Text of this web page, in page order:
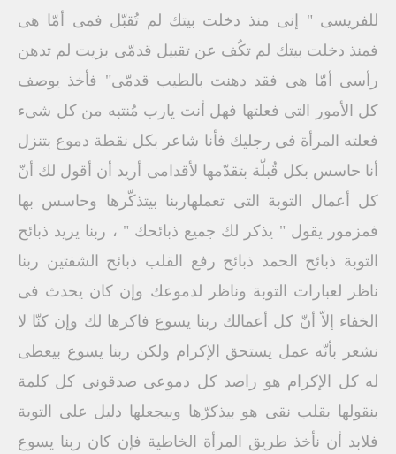
للفريسى " إنى منذ دخلت بيتك لم تُقبّل فمى أمّا هى
فمنذ دخلت بيتك لم تكُف عن تقبيل قدمّى بزيت لم تدهن
رأسى أمّا هى فقد دهنت بالطيب قدمّى" فأخذ يوصف
كل الأمور التى فعلتها فهل أنت يارب مُنتبه من كل شىء
فعلته المرأة فى رجليك فأنا شاعر بكل نقطة دموع بتنزل
أنا حاسس بكل قُبلّة بتقدّمها لأقدامى أريد أن أقول لك أنّ
كل أعمال التوبة التى تعملهاربنا بيتذكّرها وحاسس بها
فمزمور يقول " يذكر لك جميع ذبائحك " ، ربنا يريد ذبائح
التوبة ذبائح الحمد ذبائح رفع القلب ذبائح الشفتين ربنا
ناظر لعبارات التوبة وناظر لدموعك وإن كان يحدث فى
الخفاء إلاّ أنّ كل أعمالك ربنا يسوع فاكرها لك وإن كنّا لا
نشعر بأنّه عمل يستحق الإكرام ولكن ربنا يسوع بيعطى
له كل الإكرام هو راصد كل دموعى صدقونى كل كلمة
بنقولها بقلب نقى هو بيذكرّها وبيجعلها دليل على التوبة
فلابد أن نأخذ طريق المرأة الخاطية فإن كان ربنا يسوع